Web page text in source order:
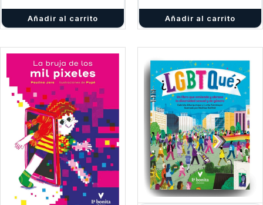
Añadir al carrito Añadir al carrito